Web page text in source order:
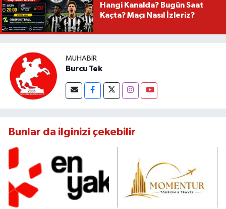
Hangi Kanalda? Bugün Saat
Kaçta? Maçı Nasıl İzleriz?
MUHABIR
Burcu Tek
Bunlar da ilginizi çekebilir